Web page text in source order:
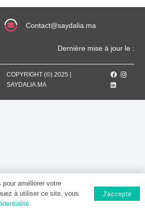
Contact@saydalia.ma
Dernière mise à jour le :
COPYRIGHT (©) 2025 |
SAYDALIA.MA
améliorer votre
à utiliser ce site, vous
J'accepte